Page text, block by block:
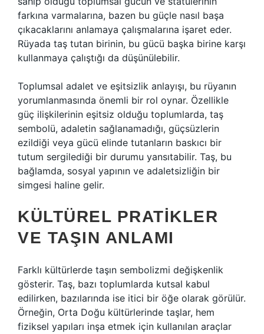
farkına varmalarına, bazen bu güçle nasıl başa
çıkacaklarını anlamaya çalışmalarına işaret eder.
Rüyada taş tutan birinin, bu gücü başka birine karşı
kullanmaya çalıştığı da düşünülebilir.
Toplumsal adalet ve eşitsizlik anlayışı, bu rüyanın
yorumlanmasında önemli bir rol oynar. Özellikle
güç ilişkilerinin eşitsiz olduğu toplumlarda, taş
sembolü, adaletin sağlanamadığı, güçsüzlerin
ezildiği veya gücü elinde tutanların baskıcı bir
tutum sergilediği bir durumu yansıtabilir. Taş, bu
bağlamda, sosyal yapının ve adaletsizliğin bir
simgesi haline gelir.
KÜLTÜREL PRATIKLER
VE TAŞIN ANLAMI
Farklı kültürlerde taşın sembolizmi değişkenlik
gösterir. Taş, bazı toplumlarda kutsal kabul
edilirken, bazılarında ise itici bir öğe olarak görülür.
Örneğin, Orta Doğu kültürlerinde taşlar, hem
fiziksel yapıları inşa etmek için kullanılan araçlar